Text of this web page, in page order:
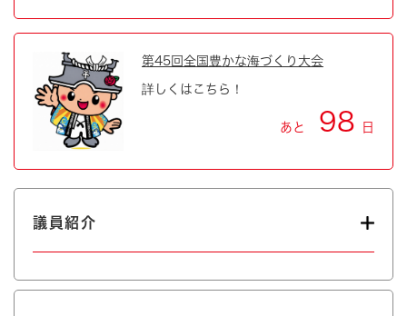
第45回全国豊かな海づくり大会
詳しくはこちら！
あと 98 日
議員紹介